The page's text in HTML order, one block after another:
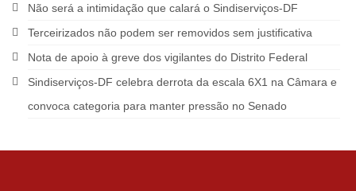
Não será a intimidação que calará o Sindiserviços-DF
Terceirizados não podem ser removidos sem justificativa
Nota de apoio à greve dos vigilantes do Distrito Federal
Sindiserviços-DF celebra derrota da escala 6X1 na Câmara e
convoca categoria para manter pressão no Senado